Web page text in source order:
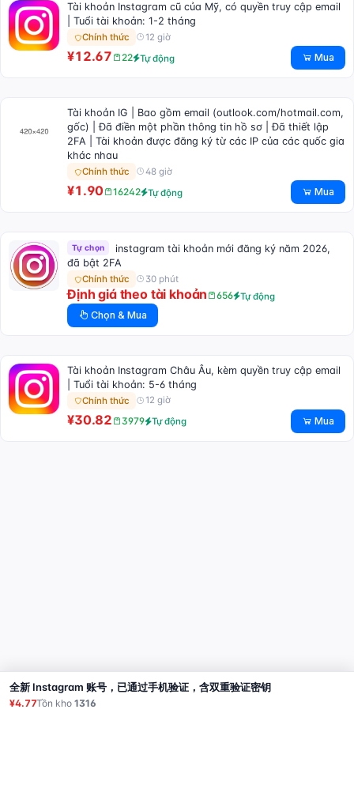
Tài khoản Instagram cũ của Mỹ, có quyền truy cập email
| Tuổi tài khoản: 1-2 tháng
Chính thức 12 giờ
¥12.67 22 Tự động Mua
Tài khoản IG | Bao gồm email (outlook.com/hotmail.com,
gốc) | Đã điền một phần thông tin hồ sơ | Đã thiết lập
2FA | Tài khoản được đăng ký từ các IP của các quốc gia
khác nhau
Chính thức 48 giờ
¥1.90 16242 Tự động Mua
Tự chọn
instagram tài khoản mới đăng ký năm 2026,
đã bật 2FA
Chính thức 30 phút
Định giá theo tài khoản 656 Tự động
Chọn & Mua
Tài khoản Instagram Châu Âu, kèm quyền truy cập email
| Tuổi tài khoản: 5-6 tháng
Chính thức 12 giờ
¥30.82 3979 Tự động Mua
全新 Instagram 账号，已通过手机验证，含双重验证密钥
¥4.77Tồn kho1316